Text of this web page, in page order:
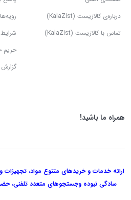
درباره‌ی کالازیست (KalaZist)
تماس با کالازیست (KalaZist)
همراه ما باشید!
ارائه خدمات و خریدهای متنوع مواد،
سادگی نبوده وجستجوهای متعدد تلفنی،